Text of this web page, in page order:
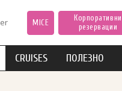
MICE
Корпоративни
резервации
CRUISES ПОЛЕЗНО